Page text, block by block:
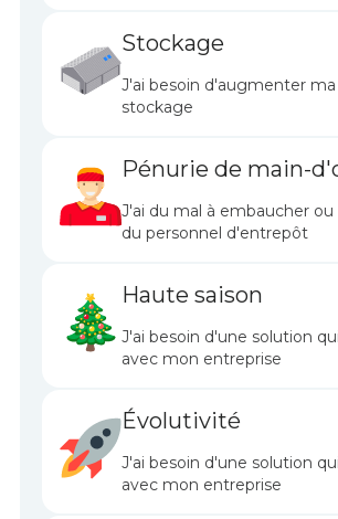
Stockage
J'ai besoin d'augmenter
stockage
Pénurie de main-
J'ai du mal à embaucher ou
du personnel d'entrepôt
Haute saison
J'ai besoin d'une solution
avec mon entreprise
Évolutivité
J'ai besoin d'une solution
avec mon entreprise